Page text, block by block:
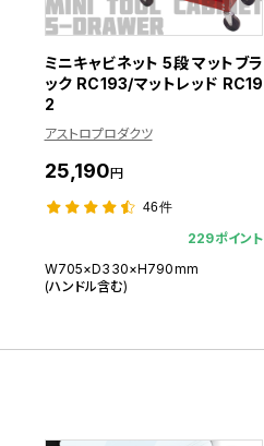
ミニキャビネット 5段 マットブラ
ック RC193/マットレッド RC19
2
アストロプロダクツ
25,190円
46件
229ポイント
W705×D330×H790mm
(ハンドル含む)